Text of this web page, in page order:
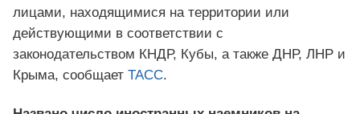
лицами, находящимися на территории или
действующими в соответствии с
законодательством КНДР, Кубы, а также ДНР, ЛНР и
Крыма, сообщает ТАСС.